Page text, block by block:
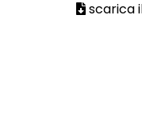
scarica